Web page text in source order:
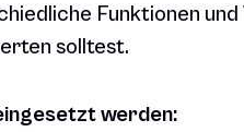
Funktionen
solltest.
werden: